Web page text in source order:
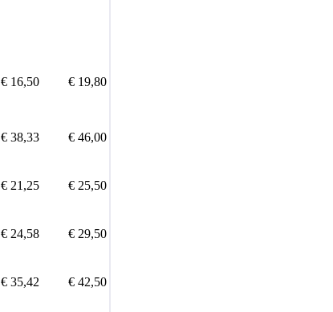
€ 16,50 € 19,80
€ 38,33 € 46,00
€ 21,25 € 25,50
€ 24,58 € 29,50
€ 35,42 € 42,50